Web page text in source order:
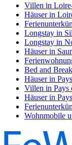
Villen in
Häuser in
Longstay in
Longstay in
Häuser in
Bed and
Häuser in
Villen in Pays
Häuser in
Wohnmobile